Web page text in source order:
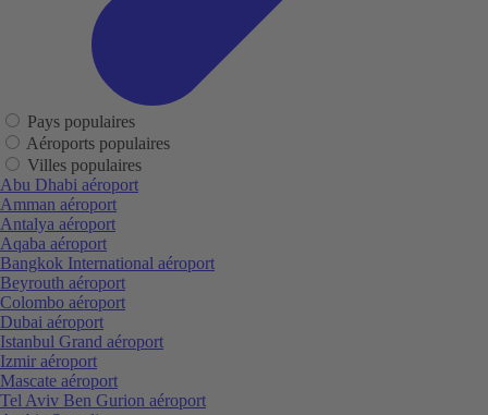
Pays populaires
Aéroports populaires
Villes populaires
Abu Dhabi aéroport
Amman aéroport
Antalya aéroport
Aqaba aéroport
Bangkok International aéroport
Beyrouth aéroport
Colombo aéroport
Dubai aéroport
Istanbul Grand aéroport
Izmir aéroport
Mascate aéroport
Tel Aviv Ben Gurion aéroport